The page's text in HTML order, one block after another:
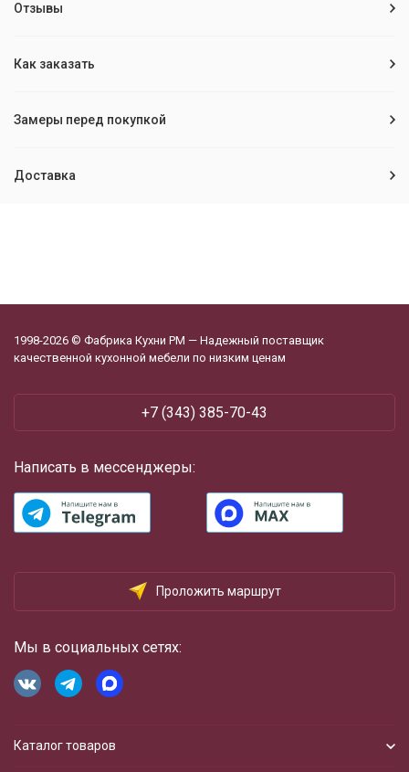
Отзывы
Как заказать
Замеры перед покупкой
Доставка
1998-2026 © Фабрика Кухни РМ — Надежный поставщик
качественной кухонной мебели по низким ценам
+7 (343) 385-70-43
Написать в мессенджеры:
Проложить маршрут
Мы в социальных сетях:
Каталог товаров